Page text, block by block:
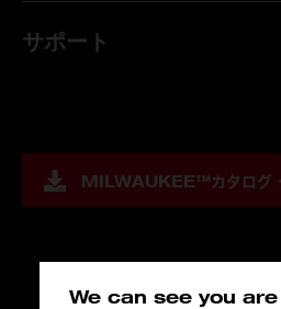
We can see you
サポート
MILWAUKEE™カタログ